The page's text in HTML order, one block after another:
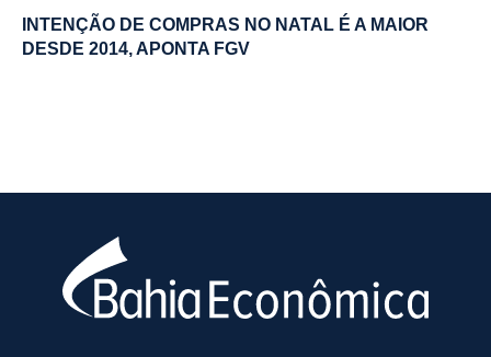
INTENÇÃO DE COMPRAS NO NATAL É A MAIOR
DESDE 2014, APONTA FGV